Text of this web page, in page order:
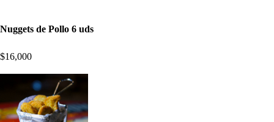
Nuggets de Pollo 6 uds
$16,000